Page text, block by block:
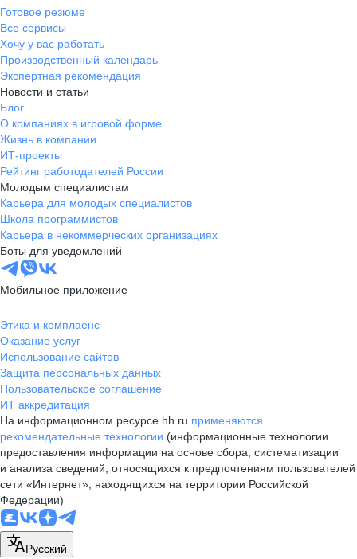
Готовое резюме
Все сервисы
Хочу у вас работать
Производственный календарь
Экспертная рекомендация
Новости и статьи
Блог
О компаниях в игровой форме
Жизнь в компании
ИТ-проекты
Рейтинг работодателей России
Молодым специалистам
Карьера для молодых специалистов
Школа программистов
Карьера в некоммерческих организациях
Боты для уведомлений
Мобильное приложение
Этика и комплаенс
Оказание услуг
Использование сайтов
Защита персональных данных
Пользовательское соглашение
ИТ аккредитация
На информационном ресурсе hh.ru применяются
рекомендательные технологии (информационные технологии
предоставления информации на основе сбора, систематизации
и анализа сведений, относящихся к предпочтениям пользователей
сети «Интернет», находящихся на территории Российской
Федерации)
Русский